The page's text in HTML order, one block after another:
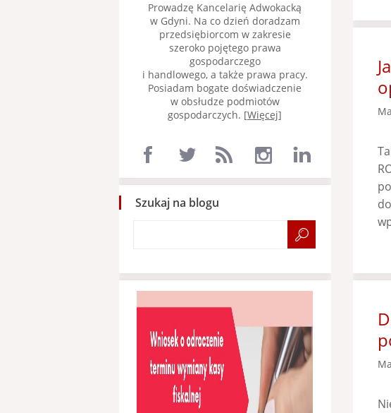
Prowadzę Kancelarię Adwokacką
w Gdyni. Na co dzień doradzam
przedsiębiorcom w zakresie
szeroko pojętego prawa
gospodarczego
i handlowego, a także prawa pracy.
Posiadam bogate doświadczenie
w obsłudze podmiotów
gospodarczych. [Więcej]
Szukaj na blogu